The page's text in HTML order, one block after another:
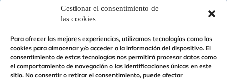
Gestionar el consentimiento de
las cookies
Para ofrecer las mejores experiencias, utilizamos tecnologías como las
cookies para almacenar y/o acceder a la información del dispositivo. El
consentimiento de estas tecnologías nos permitirá procesar datos como
el comportamiento de navegación o las identificaciones únicas en este
sitio. No consentir o retirar el consentimiento, puede afectar